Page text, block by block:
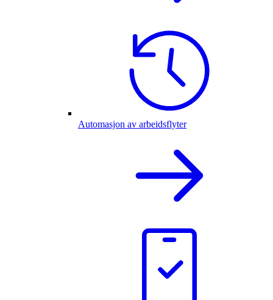
Automasjon av arbeidsflyter